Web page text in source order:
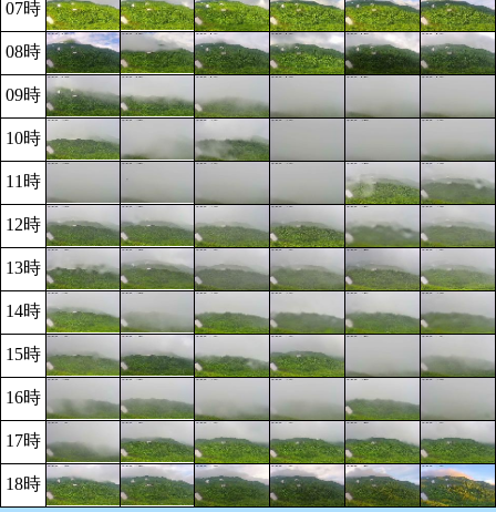
07時
08時
09時
10時
11時
12時
13時
14時
15時
16時
17時
18時